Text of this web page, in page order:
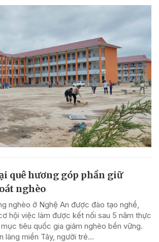
quê hương góp phần giữ
nghèo
nghèo ở Nghệ An được đào tạo nghề,
hội việc làm được kết nối sau 5 năm thực
tiêu quốc gia giảm nghèo bền vững.
làng miền Tây, người trẻ...